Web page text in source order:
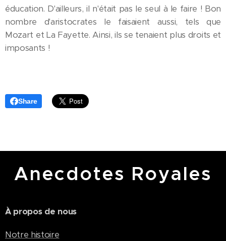
éducation. D'ailleurs, il n'était pas le seul à le faire ! Bon
nombre d'aristocrates le faisaient aussi, tels que
Mozart et La Fayette. Ainsi, ils se tenaient plus droits et
imposants !
Share
Anecdotes Royales
À propos de nous
Notre histoire